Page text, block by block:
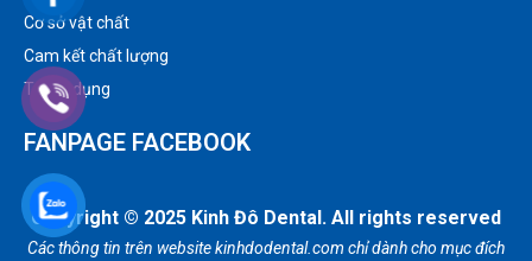
Cơ sở vật chất
Cam kết chất lượng
Tuyển dụng
FANPAGE FACEBOOK
Copyright © 2025 Kinh Đô Dental. All rights reserved
Các thông tin trên website kinhdodental.com chỉ dành cho mục đích